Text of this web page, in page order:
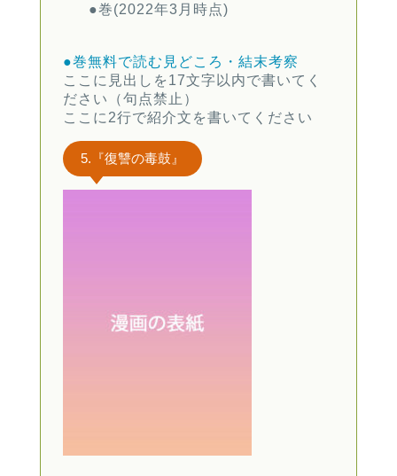
●巻(2022年3月時点)
●巻無料で読む 見どころ・結末考察
ここに見出しを17文字以内で書いてく
ださい（句点禁止）
ここに2行で紹介文を書いてください
5.『復讐の毒鼓』